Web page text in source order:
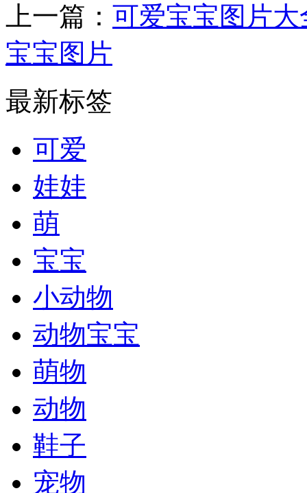
上一篇： 可爱宝宝图片大
宝宝图片
最新标签
可爱
娃娃
萌
宝宝
小动物
动物宝宝
萌物
动物
鞋子
宠物